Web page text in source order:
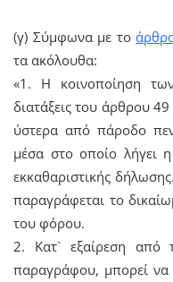
(γ) Σύμφωνα με το
τα ακόλουθα:
«1. Η κοινοποίηση
διατάξεις του άρθρου
ύστερα από πάροδο
μέσα στο οποίο λήγει
εκκαθαριστικής
παραγράφεται το
του φόρου.
2. Κατ` εξαίρεση από
παραγράφου, μπορεί να